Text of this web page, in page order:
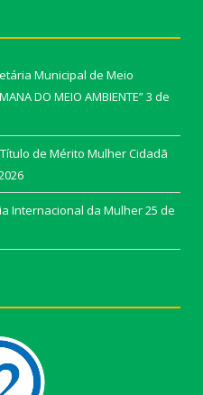
Municipal de Meio
DO MEIO AMBIENTE”3 de
de Mérito Mulher Cidadã
Internacional da Mulher25 de